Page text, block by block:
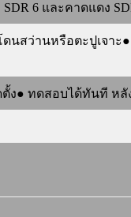
6 และคาดแดง
สว่านหรือตะปูเจาะ
ง● ทดสอบได้ทันที ห